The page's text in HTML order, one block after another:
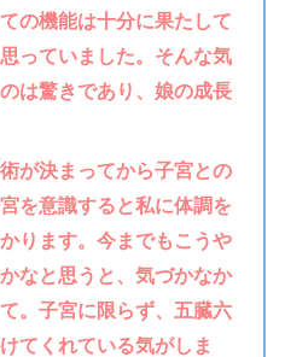
の機能は十分に果たして
っていました。そんな気
は驚きであり、娘の成長
が決まってから子宮との
を意識すると私に体調を
ります。今までもこうや
なと思うと、気づかなか
。子宮に限らず、五臓六
てくれている気がしま